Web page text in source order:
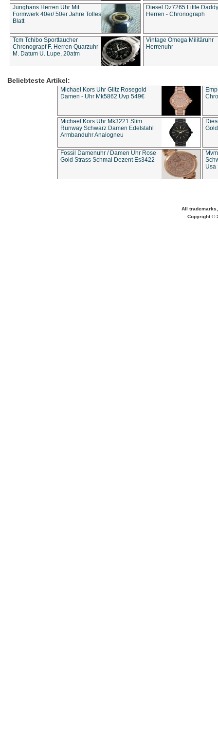
Junghans Herren Uhr Mit
Formwerk 40er/ 50er Jahre Tolles
Blatt
Diesel Dz7265 Little Daddy
Herren - Chronograph
Tcm Tchibo Sporttaucher
Chronograpf F. Herren Quarzuhr
M. Datum U. Lupe, 20atm
Vintage Omega Militäruhr
Herrenuhr
Beliebteste Artikel:
Michael Kors Uhr Glitz Rosegold
Damen - Uhr Mk5862 Uvp 549€
Michael Kors Uhr Mk3221 Slim
Runway Schwarz Damen Edelstahl
Armbanduhr Analogneu
Fossil Damenuhr / Damen Uhr Rose
Gold Strass Schmal Dezent Es3422
Usa
All
Copyright ©